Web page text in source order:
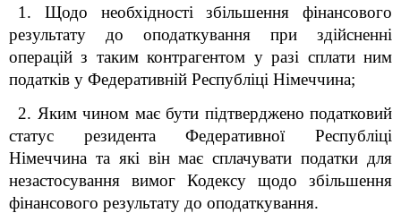
1. Щодо необхідності збільшення фінансового
результату до оподаткування при здійсненні
операцій з таким контрагентом у разі сплати ним
податків у Федеративній Республіці Німеччина;
2. Яким чином має бути підтверджено податковий
статус резидента Федеративної Республіці
Німеччина та які він має сплачувати податки для
незастосування вимог Кодексу щодо збільшення
фінансового результату до оподаткування.